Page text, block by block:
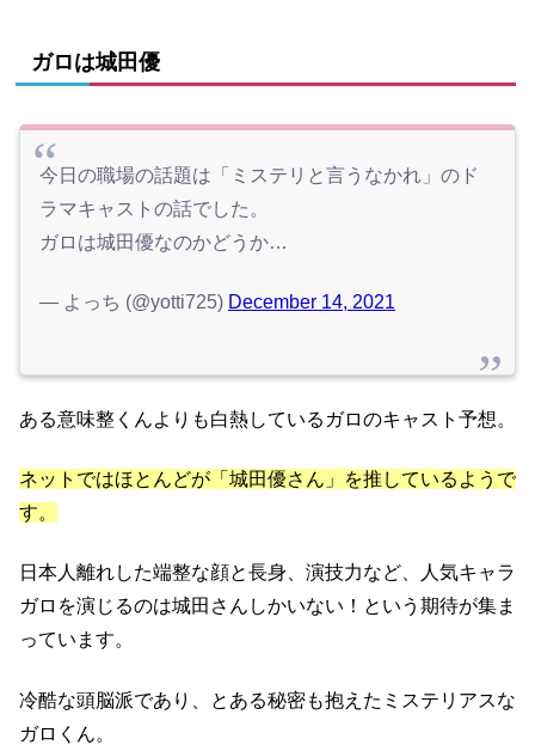
ガロは城田優
今日の職場の話題は「ミステリと言うなかれ」のド
ラマキャストの話でした。
ガロは城田優なのかどうか…
— よっち (@yotti725) December 14, 2021
ある意味整くんよりも白熱しているガロのキャスト予想。
ネットではほとんどが「城田優さん」を推しているようで
す。
日本人離れした端整な顔と長身、演技力など、人気キャラ
ガロを演じるのは城田さんしかいない！という期待が集ま
っています。
冷酷な頭脳派であり、とある秘密も抱えたミステリアスな
ガロくん。